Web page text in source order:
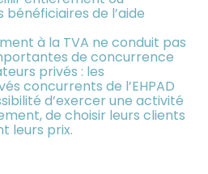
de l’aide
à la TVA ne conduit pas
de concurrence
privés : les
concurrents de l’EHPAD
d’exercer une activité
de choisir leurs clients
leurs prix.